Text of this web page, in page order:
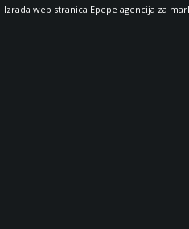
Izrada web stranica Epepe agencija za